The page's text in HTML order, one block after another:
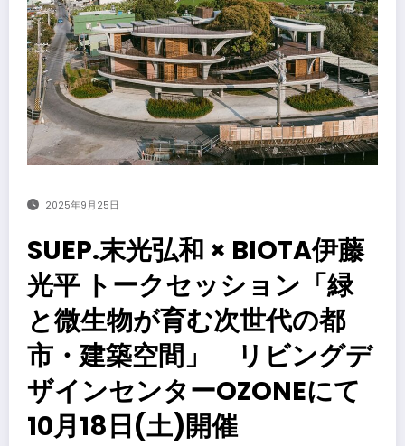
2025年9月25日
SUEP.末光弘和 × BIOTA伊藤
光平 トークセッション「緑
と微生物が育む次世代の都
市・建築空間」 リビングデ
ザインセンターOZONEにて
10月18日(土)開催